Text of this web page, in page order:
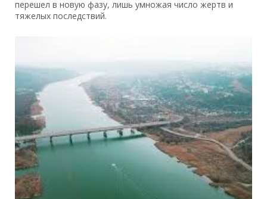
перешел в новую фазу, лишь умножая число жертв и
тяжелых последствий.